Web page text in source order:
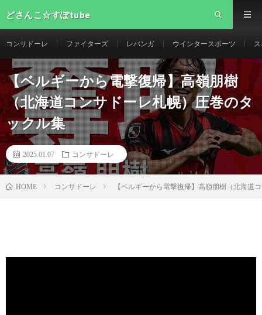
どさんこ☆すぽtube
コンサドーレ ファイターズ レバンガ ウインタースポーツ
【ベルギーから電撃復帰】高嶺朋樹
（北海道コンサドーレ札幌）圧巻のタ
ックル集
2025.01.07 コンサドーレ
HOME コンサドーレ 【ベルギーから電撃復帰】高嶺朋樹（北海道